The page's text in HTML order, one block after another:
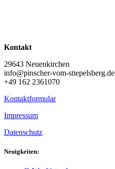
Kontakt
29643 Neuenkirchen
info@pinscher-vom-stiepelsberg.de
+49 162 2361070
Kontaktformular
Impressum
Datenschutz
Neuigkeiten: